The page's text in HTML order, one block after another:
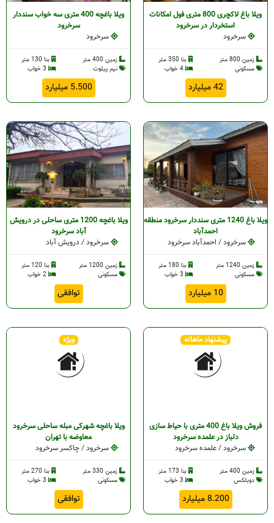
ویلا باغ لاکچری 800 متری فول امکانات
استخردار در سرخرود
سرخرود
زمین 800 متر
بنا 350 متر
مسکونی
42 میلیارد
ویلا باغچه 400 متری سه خواب سنددار
سرخرود
سرخرود
زمین 400 متر
بنا 130 متر
نیم پیلوت
5.500 میلیارد
ویلا باغ 1240 متری سنددار سرخرود منطقه
احمدآباد
سرخرود / احمدآباد سرخرود
زمین 1240 متر
بنا 180 متر
مسکونی
10 میلیارد
ویلا باغچه 1200 متری ساحلی در درویش
آباد سرخرود
سرخرود / درویش آباد
زمین 1200 متر
بنا 120 متر
مسکونی
توافقی
پیشنهاد ماهانه
فروش ویلا باغ 400 متری با حیاط سازی
دلباز در علمده سرخرود
سرخرود / علمده سرخرود
زمین 400 متر
بنا 173 متر
دوبلکس
8.200 میلیارد
ویژه
ویلا باغچه شهرکی مبله ساحلی سرخرود
معاوضه با تهران
سرخرود / چاکسر سرخرود
زمین 330 متر
بنا 270 متر
مسکونی
توافقی